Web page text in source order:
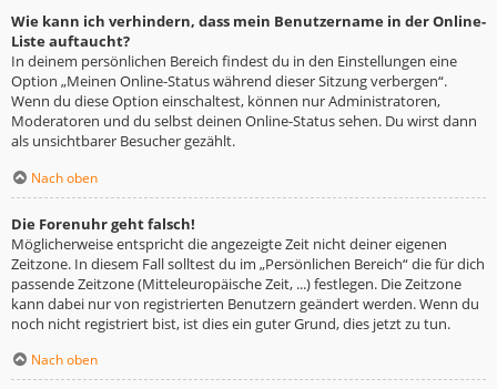
Wie kann ich verhindern, dass mein Benutzername in der Online-
Liste auftaucht?
In deinem persönlichen Bereich findest du in den Einstellungen eine
Option „Meinen Online-Status während dieser Sitzung verbergen“.
Wenn du diese Option einschaltest, können nur Administratoren,
Moderatoren und du selbst deinen Online-Status sehen. Du wirst dann
als unsichtbarer Besucher gezählt.
Nach oben
Die Forenuhr geht falsch!
Möglicherweise entspricht die angezeigte Zeit nicht deiner eigenen
Zeitzone. In diesem Fall solltest du im „Persönlichen Bereich“ die für dich
passende Zeitzone (Mitteleuropäische Zeit, ...) festlegen. Die Zeitzone
kann dabei nur von registrierten Benutzern geändert werden. Wenn du
noch nicht registriert bist, ist dies ein guter Grund, dies jetzt zu tun.
Nach oben